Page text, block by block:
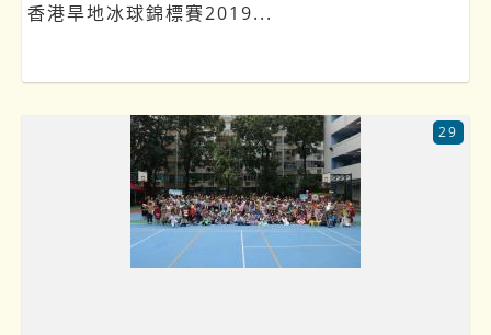
香港旱地冰球錦標賽2019...
29